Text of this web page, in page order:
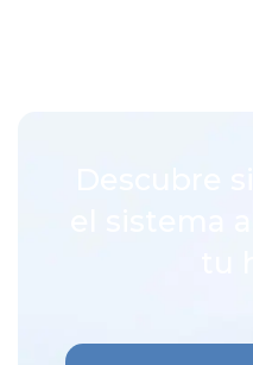
Descubre
el sistema